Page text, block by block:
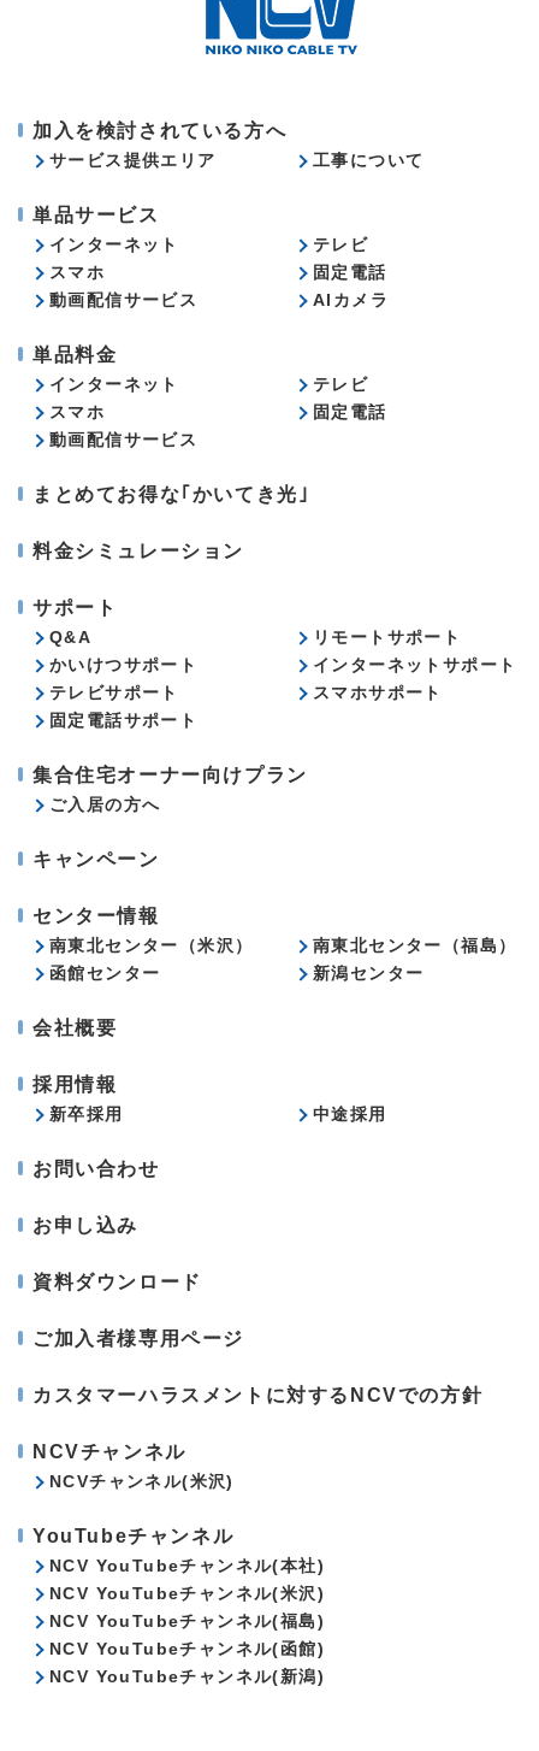
加入を検討されている方へ
サービス提供エリア 工事について
単品サービス
インターネット
テレビ
スマホ
固定電話
動画配信サービス
AIカメラ
単品料金
インターネット
テレビ
スマホ
固定電話
動画配信サービス
まとめてお得な｢かいてき光｣
料金シミュレーション
サポート
Q&A
リモートサポート
かいけつサポート
インターネットサポート
テレビサポート
スマホサポート
固定電話サポート
集合住宅オーナー向けプラン
ご入居の方へ
キャンペーン
センター情報
南東北センター（米沢）
南東北センター（福島）
函館センター
新潟センター
会社概要
採用情報
新卒採用 中途採用
お問い合わせ
お申し込み
資料ダウンロード
ご加入者様専用ページ
カスタマーハラスメントに対するNCVでの方針
NCVチャンネル
NCVチャンネル(米沢)
YouTubeチャンネル
NCV YouTubeチャンネル(本社)
NCV YouTubeチャンネル(米沢)
NCV YouTubeチャンネル(福島)
NCV YouTubeチャンネル(函館)
NCV YouTubeチャンネル(新潟)